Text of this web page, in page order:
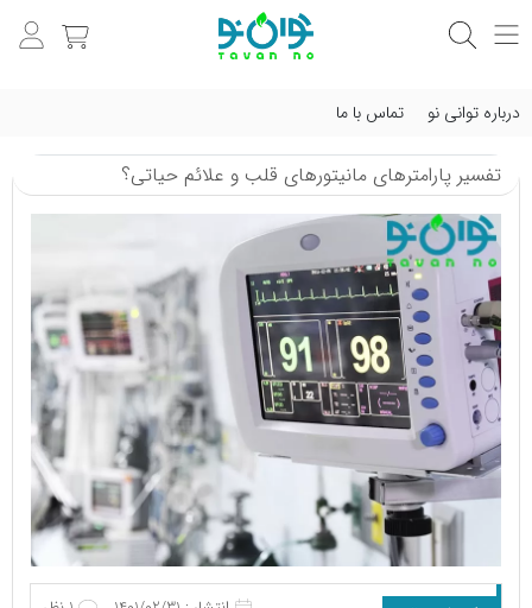
درباره توانی نو تماس با ما
تفسیر پارامترهای مانیتورهای قلب و علائم حیاتی؟